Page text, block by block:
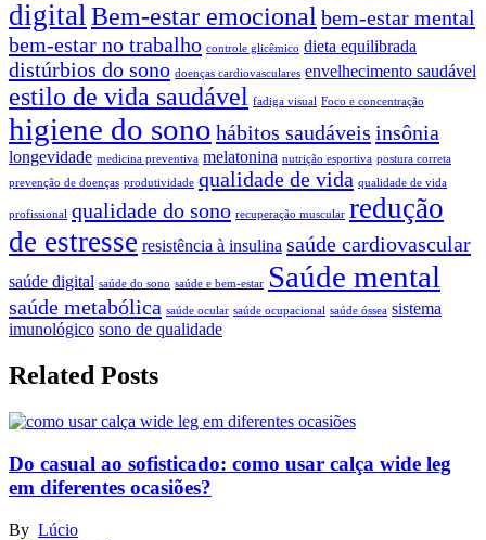
digitalBem-estar emocionalbem-estar mental
bem-estar no trabalho controle glicêmico dieta equilibrada
distúrbios do sono doenças cardiovasculares envelhecimento saudável
estilo de vida saudável fadiga visual Foco e concentração
higiene do sono hábitos saudáveis insônia
longevidade medicina preventiva melatonina nutrição esportiva postura correta
prevenção de doenças produtividade qualidade de vida qualidade de vida
profissional qualidade do sono recuperação muscular redução
de estresse resistência à insulina saúde cardiovascular
saúde digital saúde do sono saúde e bem-estar Saúde mental
saúde metabólica saúde ocular saúde ocupacional saúde óssea sistema
imunológico sono de qualidade
Related Posts
Do casual ao sofisticado: como usar calça wide leg
em diferentes ocasiões?
By Lúcio